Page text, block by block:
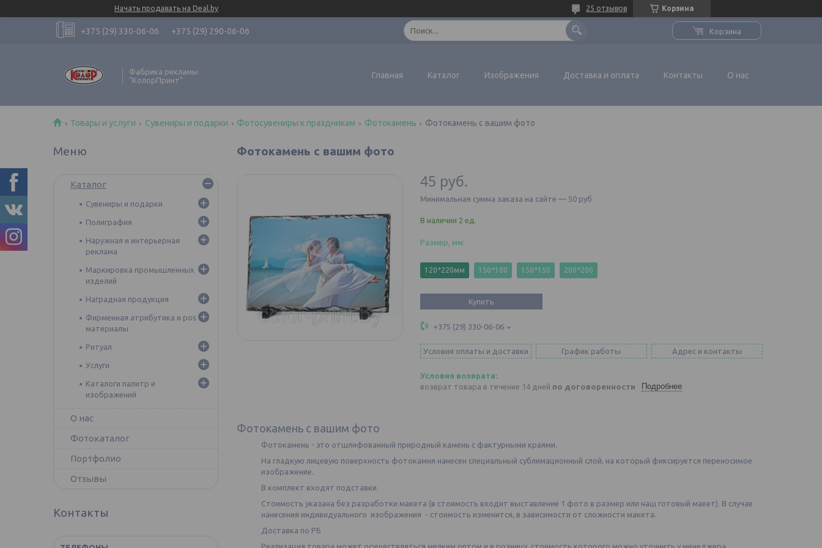
Начать продавать на Deal.by Корзина
25 отзывов
+375 (29) 330-06-06 +375 (29) 290-06-06 Корзина
Фабрика рекламы
"КолорПринт"
Главная Каталог Изображения Доставка и оплата Контакты О нас
Товары и услуги Сувениры и подарки Фотосувениры к праздникам Фотокамень Фотокамень с вашим фото
Фотокамень с вашим фото
45 руб.
Минимальная сумма заказа на сайте — 50 руб
В наличии 2 ед.
Размер, мм:
120*220мм 150*100 150*150 200*200
Купить
+375 (29) 330-06-06
Условия оплаты и доставки График работы Адрес и контакты
возврат товара в течение 14 дней по договоренности Подробнее
Фотокамень с вашим фото
Фотокамень - это отшлифованный природный камень с фактурными краями.
На гладкую лицевую поверхность фотокамня нанесен специальный сублимационный слой, на который фиксируется переносимое
изображение.
В комплект входят подставки.
Стоимость указана без разработки макета (в стоимость входит выставление 1 фото в размер или наш готовый макет). В случае
нанесения индивидуального изображения - стоимость изменится, в зависимости от сложности макета.
Доставка по РБ
Реализация товара может осуществляться мелким оптом и в розницу, стоимость которого можно уточнить у менеджера.
Каталог
Сувениры и подарки
Полиграфия
Наружная и интерьерная
реклама
Маркировка промышленных
изделий
Наградная продукция
Фирменная атрибутика и pos
материалы
Ритуал
Услуги
Каталоги палитр и
изображений
О нас
Фотокаталог
Портфолио
Отзывы
Контакты